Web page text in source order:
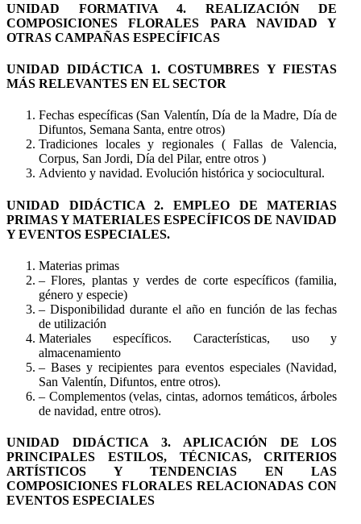
UNIDAD FORMATIVA 4. REALIZACIÓN DE
COMPOSICIONES FLORALES PARA NAVIDAD Y
OTRAS CAMPAÑAS ESPECÍFICAS
UNIDAD DIDÁCTICA 1. COSTUMBRES Y FIESTAS
MÁS RELEVANTES EN EL SECTOR
Fechas específicas (San Valentín, Día de la Madre, Día de
Difuntos, Semana Santa, entre otros)
Tradiciones locales y regionales ( Fallas de Valencia,
Corpus, San Jordi, Día del Pilar, entre otros )
Adviento y navidad. Evolución histórica y sociocultural.
UNIDAD DIDÁCTICA 2. EMPLEO DE MATERIAS
PRIMAS Y MATERIALES ESPECÍFICOS DE NAVIDAD
Y EVENTOS ESPECIALES.
Materias primas
– Flores, plantas y verdes de corte específicos (familia,
género y especie)
– Disponibilidad durante el año en función de las fechas
de utilización
Materiales específicos. Características, uso y
almacenamiento
– Bases y recipientes para eventos especiales (Navidad,
San Valentín, Difuntos, entre otros).
– Complementos (velas, cintas, adornos temáticos, árboles
de navidad, entre otros).
UNIDAD DIDÁCTICA 3. APLICACIÓN DE LOS
PRINCIPALES ESTILOS, TÉCNICAS, CRITERIOS
ARTÍSTICOS Y TENDENCIAS EN LAS
COMPOSICIONES FLORALES RELACIONADAS CON
EVENTOS ESPECIALES